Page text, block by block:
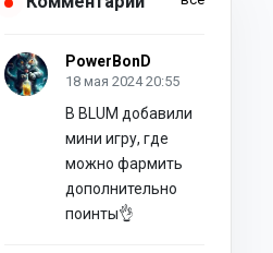
PowerBonD
18 мая 2024 20:55
В BLUM добавили
мини игру, где
можно фармить
дополнительно
поинты👌